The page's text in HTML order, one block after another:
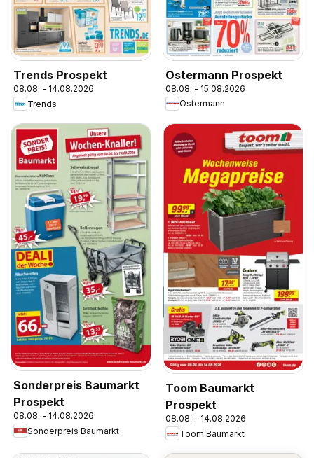
Trends Prospekt
08.08. - 14.08.2026
Trends
Ostermann Prospekt
08.08. - 15.08.2026
Ostermann
Sonderpreis Baumarkt
Prospekt
08.08. - 14.08.2026
Sonderpreis Baumarkt
Toom Baumarkt
Prospekt
08.08. - 14.08.2026
Toom Baumarkt